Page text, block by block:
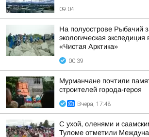
09:04
На полуострове Рыбачий
экологическая экспедиция
«Чистая Арктика»
00:39
Мурманчане почтили
строителей города-героя
Вчера, 17:48
С ухой, оленями и
Туломе отметили